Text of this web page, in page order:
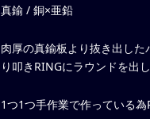
真鍮 / 銅×亜鉛
肉厚の真鍮板より抜き出し
り叩きRINGにラウンドを出
1つ1つ手作業で作っている